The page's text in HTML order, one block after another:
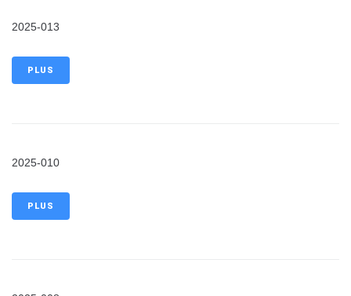
2025-013
PLUS
2025-010
PLUS